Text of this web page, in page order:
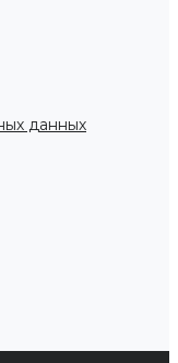
данных